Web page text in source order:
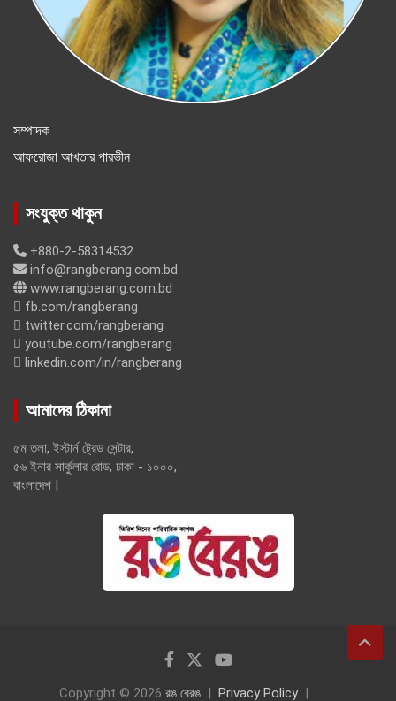
সম্পাদক
আফরোজা আখতার পারভীন
সংযুক্ত থাকুন
+880-2-58314532
info@rangberang.com.bd
www.rangberang.com.bd
fb.com/rangberang
twitter.com/rangberang
youtube.com/rangberang
linkedin.com/in/rangberang
আমাদের ঠিকানা
৫ম তলা, ইস্টার্ন ট্রেড সেন্টার,
৫৬ ইনার সার্কুলার রোড, ঢাকা - ১০০০,
বাংলাদেশ |
Copyright © 2026 রঙ বেরঙ Privacy Policy